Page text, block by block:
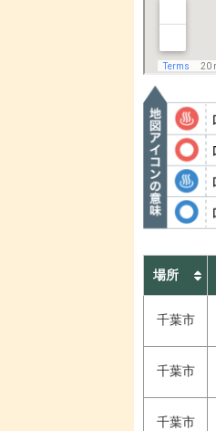
場所
千葉市
千葉市
千葉市